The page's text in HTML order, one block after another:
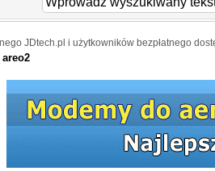
JDtech.pl i użytkowników bezpłatnego
areo2